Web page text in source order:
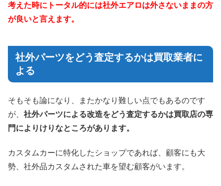
考えた時にトータル的には社外エアロは外さないままの方
が良いと言えます。
社外パーツをどう査定するかは買取業者に
よる
そもそも論になり、またかなり難しい点でもあるのです
が、 社外パーツによる改造をどう査定するかは買取店の専
門によりけりなところがあります。
カスタムカーに特化したショップであれば、顧客にも大
勢、社外品カスタムされた車を望む顧客がいます。